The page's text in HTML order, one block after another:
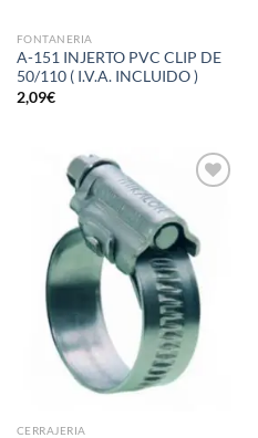
FONTANERIA
A-151 INJERTO PVC CLIP DE
50/110 ( I.V.A. INCLUIDO )
2,09€
lista de
deseos
CERRAJERIA